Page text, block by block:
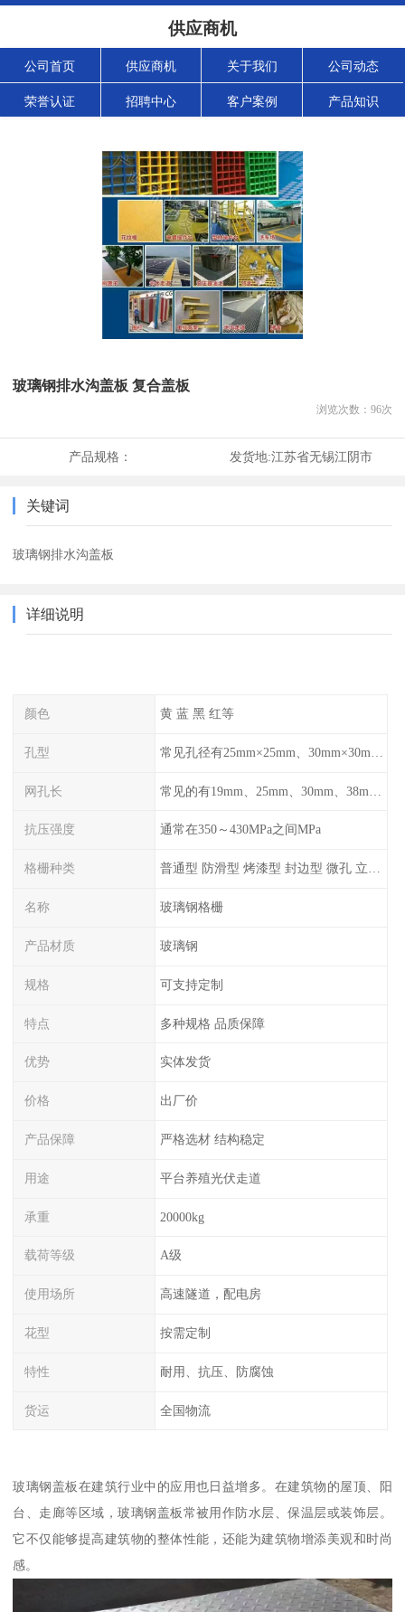
供应商机
公司首页 供应商机 关于我们 公司动态
荣誉认证 招聘中心 客户案例 产品知识
玻璃钢排水沟盖板 复合盖板
浏览次数： 96次
产品规格： 发货地:江苏省无锡江阴市
关键词
玻璃钢排水沟盖板
详细说明
颜色 黄 蓝 黑 红等
孔型
网孔长
抗压强度 通常在350～430MPa之间MPa
格栅种类 普通型 防滑型 ‌烤漆型 封边型 ‌微孔 立体 加砂覆面型 平面型
名称 玻璃钢格栅
产品材质 玻璃钢
规格 可支持定制
特点 多种规格 品质保障
优势 实体发货
价格 出厂价
产品保障 严格选材 结构稳定
用途 平台养殖光伏走道
承重 20000kg
载荷等级 A级
使用场所 高速隧道，配电房
花型 按需定制
特性 耐用、抗压、防腐蚀
货运 全国物流
玻璃钢盖板在建筑行业中的应用也日益增多。在建筑物的屋顶、阳
台、走廊等区域，玻璃钢盖板常被用作防水层、保温层或装饰层。
它不仅能够提高建筑物的整体性能，还能为建筑物增添美观和时尚
感。